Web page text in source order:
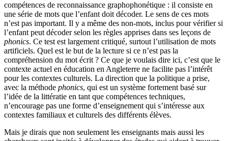
compétences de reconnaissance graphophonétique : il consiste en
une série de mots que l’enfant doit décoder. Le sens de ces mots
n’est pas important. Il y a même des non-mots, inclus pour vérifier si
l’enfant peut décoder selon les règles apprises dans ses leçons de
phonics. Ce test est largement critiqué, surtout l’utilisation de mots
artificiels. Quel est le but de la lecture si ce n’est pas la
compréhension du mot écrit ? Ce que je voulais dire ici, c’est que le
contexte actuel en éducation en Angleterre ne facilite pas l’intérêt
pour les contextes culturels. La direction que la politique a prise,
avec la méthode phonics, qui est un système fortement basé sur
l’idée de la littératie en tant que compétences techniques,
n’encourage pas une forme d’enseignement qui s’intéresse aux
contextes familiaux et culturels des différents élèves.
Mais je dirais que non seulement les enseignants mais aussi les